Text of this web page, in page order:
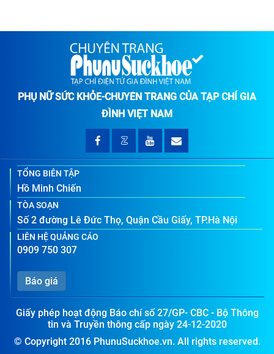
PHỤ NỮ SỨC KHỎE-CHUYÊN TRANG CỦA TẠP CHÍ GIA
ĐÌNH VIỆT NAM
TỔNG BIÊN TẬP
Hồ Minh Chiến
TÒA SOẠN
Số 2 đường Lê Đức Thọ, Quận Cầu Giấy, TP.Hà Nội
LIÊN HỆ QUẢNG CÁO
0909 750 307
Báo giá
Giấy phép hoạt động Báo chí số 27/GP- CBC - Bộ Thông
tin và Truyền thông cấp ngày 24-12-2020
© Copyright 2016 PhunuSuckhoe.vn. All rights reserved.